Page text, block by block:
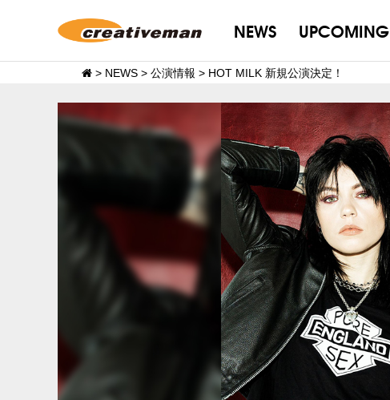
NEWS UPCOMING
> NEWS > 公演情報 > HOT MILK 新規公演決定！